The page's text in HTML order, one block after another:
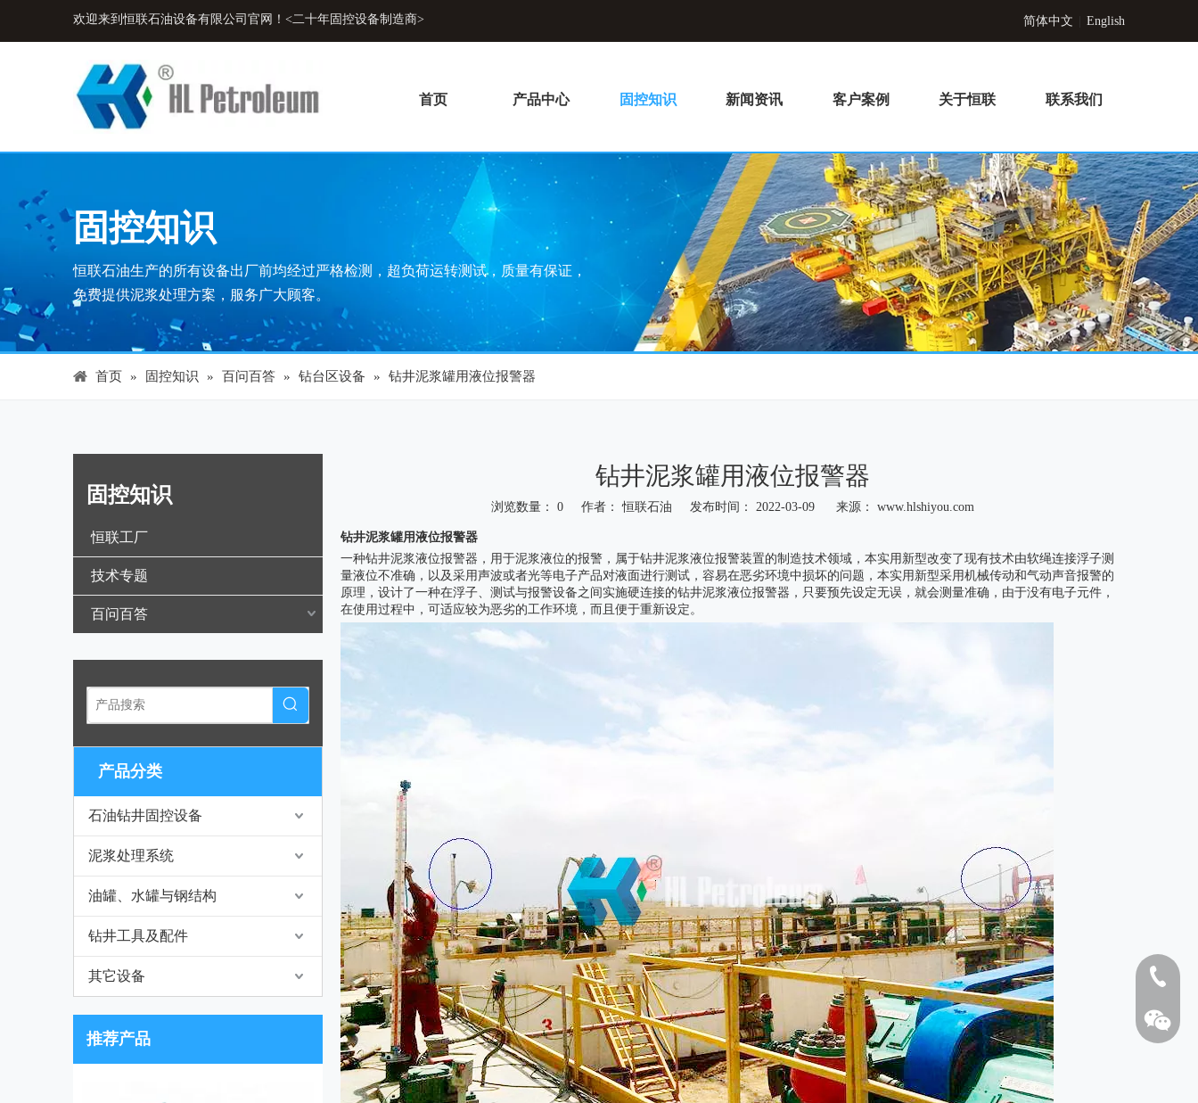
欢迎来到恒联石油设备有限公司官网！<二十年固控设备制造商> 简体中文 English
首页 产品中心 固控知识 新闻资讯 客户案例 关于恒联 联系我们
固控知识
恒联石油生产的所有设备出厂前均经过严格检测，超负荷运转测试，质量有保证，
免费提供泥浆处理方案，服务广大顾客。
首页 » 固控知识 » 百问百答 » 钻台区设备 » 钻井泥浆罐用液位报警器
固控知识
恒联工厂
技术专题
百问百答
产品分类
石油钻井固控设备
泥浆处理系统
油罐、水罐与钢结构
钻井工具及配件
其它设备
推荐产品
HMC泥浆净化装置 软钩边筛网 HFS系列防沙保温棚
钻井泥浆罐用液位报警器
浏览数量： 0 作者： 恒联石油 发布时间： 2022-03-09 来源： www.hlshiyou.com
["wechat","weibo","qzone","douban","email"]
钻井泥浆罐用液位报警器
一种钻井泥浆液位报警器，用于泥浆液位的报警，属于钻井泥浆液位报警装置的制造技术领域，本实用新型改变了现有技术由软绳连接浮子测
量液位不准确，以及采用声波或者光等电子产品对液面进行测试，容易在恶劣环境中损坏的问题，本实用新型采用机械传动和气动声音报警的
原理，设计了一种在浮子、测试与报警设备之间实施硬连接的钻井泥浆液位报警器，只要预先设定无误，就会测量准确，由于没有电子元件，
在使用过程中，可适应较为恶劣的工作环境，而且便于重新设定。